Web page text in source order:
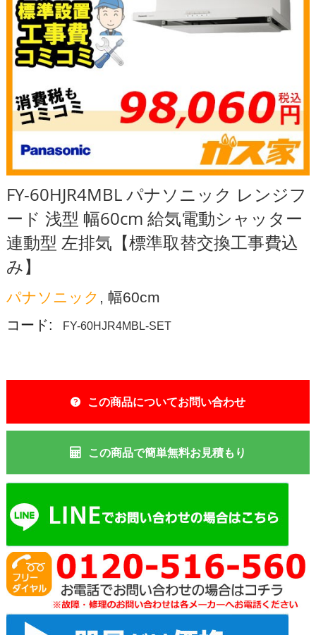
FY-60HJR4MBL パナソニック レンジフ
ード 浅型 幅60cm 給気電動シャッター
連動型 左排気【標準取替交換工事費込
み】
パナソニック , 幅60cm
コード: FY-60HJR4MBL-SET
この商品についてお問い合わせ
この商品で簡単無料お見積もり